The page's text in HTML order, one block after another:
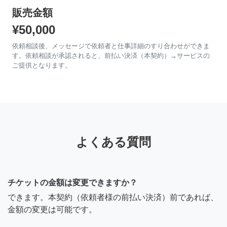
販売金額
¥50,000
依頼相談後、メッセージで依頼者と仕事詳細のすり合わせができま
す。依頼相談が承認されると、前払い決済（本契約）→サービスの
ご提供となります。
よくある質問
チケットの金額は変更できますか？
できます。本契約（依頼者様の前払い決済）前であれば、
金額の変更は可能です。